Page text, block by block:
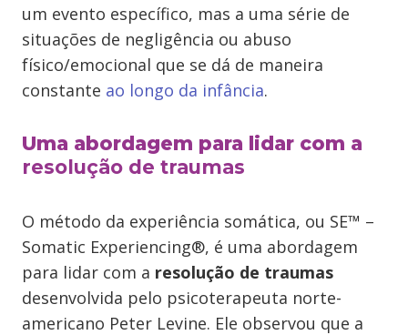
um evento específico, mas a uma série de
situações de negligência ou abuso
físico/emocional que se dá de maneira
constante ao longo da infância.
Uma abordagem para lidar com a
resolução de traumas
O método da experiência somática, ou SE™ –
Somatic Experiencing®, é uma abordagem
para lidar com a resolução de traumas
desenvolvida pelo psicoterapeuta norte-
americano Peter Levine. Ele observou que a